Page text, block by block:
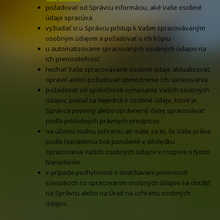
požadovať od Správcu informáciu, aké Vaše osobné
údaje spracúva
vyžiadať si u Správcu prístup k Vašim spracovávaným
osobným údajom a požadovať o ich kópiu
u automatizovane spracovaných osobných údajov na
ich prenositeľnosť
nechať Vaše spracovávané osobné údaje aktualizovať,
opraviť alebo požadovať obmedzenie ich spracovania
požadovať od spoločnosti vymazanie Vašich osobných
údajov, pokiaľ sa nejedná o osobné údaje, ktoré je
Správca povinný alebo oprávnený ďalej spracovávať
podľa príslušných právnych predpisov
na účinnú súdnu ochranu, ak máte za to, že Vaše práva
podľa Nariadenia boli porušené v dôsledku
spracovania Vašich osobných údajov v rozpore s týmto
Nariadením
v prípade pochybností o dodržiavaní povinností
súvisiacich so spracovaním osobných údajov sa obrátiť
na Správcu alebo na Úrad na ochranu osobných
údajov.